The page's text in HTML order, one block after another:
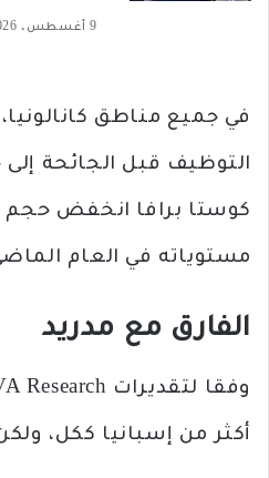
9 أغسطس، 2026
في جميع مناطق
التوظيف قبل الجائحة
كوستا برافا انخفض حجم
مستوياته في العام
الفارق مع مدريد
أكثر من إسبانيا ككل،